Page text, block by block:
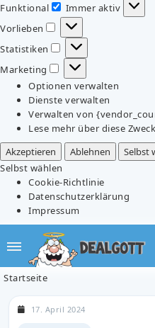
Funktional
Funktional
Immer aktiv
Vorlieben
Vorlieben
Statistiken
Statistiken
Marketing
Marketing
Optionen verwalten
Dienste verwalten
Verwalten von
Lese mehr über diese
Akzeptieren
Ablehnen Selbst
Selbst wählen
Cookie-Richtlinie
Datenschutzerklärung
Impressum
Startseite
17. April 2024